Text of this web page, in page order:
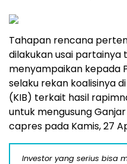
Tahapan rencana
dilakukan usai partainya
menyampaikan kepada
selaku rekan koalisinya
(KIB) terkait hasil
untuk mengusung
capres pada Kamis, 27
Investor yang serius bisa